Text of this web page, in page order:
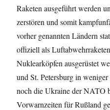
Raketen ausgeführt werden
zerstören und somit
vorher genannten Ländern
offiziell als
Nuklearköpfen ausgerüstet
und St. Petersburg in
noch die Ukraine der NATO
Vorwarnzeiten für Rußland